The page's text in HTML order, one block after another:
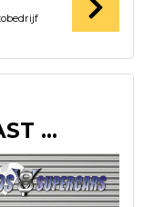
RT T/A PACKAGE LAST CALL